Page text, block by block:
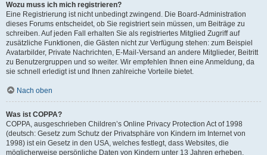
Wozu muss ich mich registrieren?
Eine Registrierung ist nicht unbedingt zwingend. Die Board-Administration
dieses Forums entscheidet, ob Sie registriert sein müssen, um Beiträge zu
schreiben. Auf jeden Fall erhalten Sie als registriertes Mitglied Zugriff auf
zusätzliche Funktionen, die Gästen nicht zur Verfügung stehen: zum Beispiel
Avatarbilder, Private Nachrichten, E-Mail-Versand an andere Mitglieder, Beitritt
zu Benutzergruppen und so weiter. Wir empfehlen Ihnen eine Anmeldung, da
sie schnell erledigt ist und Ihnen zahlreiche Vorteile bietet.
Nach oben
Was ist COPPA?
COPPA, ausgeschrieben Children’s Online Privacy Protection Act of 1998
(deutsch: Gesetz zum Schutz der Privatsphäre von Kindern im Internet von
1998) ist ein Gesetz in den USA, welches festlegt, dass Websites, die
möglicherweise persönliche Daten von Kindern unter 13 Jahren erheben,